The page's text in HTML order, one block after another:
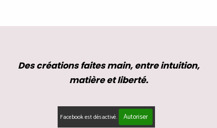
Des créations faites main, entre intuition,
matière et liberté.
Facebook est désactivé. Autoriser